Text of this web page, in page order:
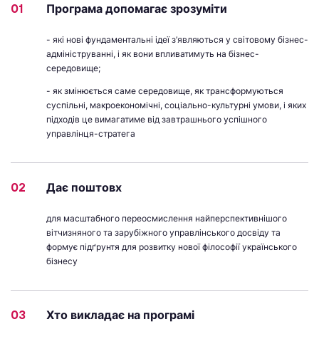
01 Програма допомагає зрозуміти
- які нові фундаментальні ідеї з’являються у світовому бізнес-
адмініструванні, і як вони впливатимуть на бізнес-
середовище;
- як змінюється саме середовище, як трансформуються
суспільні, макроекономічні, соціально-культурні умови, і яких
підходів це вимагатиме від завтрашнього успішного
управлінця-стратега
02 Дає поштовх
для масштабного переосмислення найперспективнішого
вітчизняного та зарубіжного управлінського досвіду та
формує підґрунтя для розвитку нової філософії українського
бізнесу
03 Хто викладає на програмі